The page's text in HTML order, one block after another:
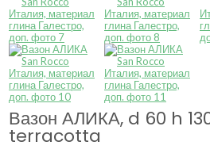
Вазон АЛИКА, d 60 h
terracotta